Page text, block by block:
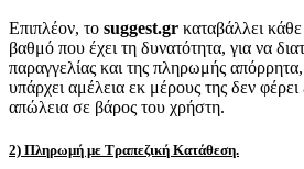
Επιπλέον, το suggest.gr καταβάλλει
βαθμό που έχει τη δυνατότητα, για να
παραγγελίας και της πληρωμής
υπάρχει αμέλεια εκ μέρους της δεν
απώλεια σε βάρος του χρήστη.
2) Πληρωμή με Τραπεζική Κατάθεση.